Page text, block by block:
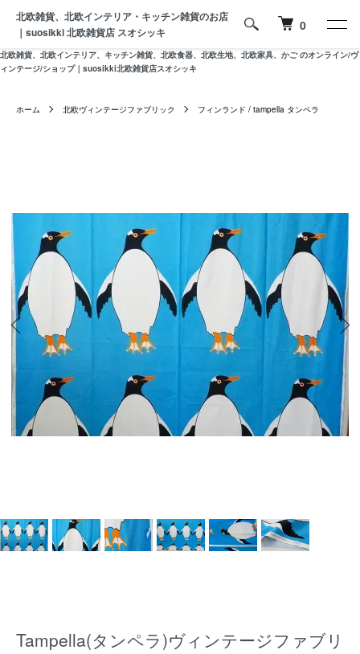
北欧雑貨、北欧インテリア、キッチン雑貨、北欧食器、北欧生地、北欧家具、かご のオンライン/ヴ
ィンテージ/ショップ｜suosikki北欧雑貨店スオシッキ
北欧雑貨、北欧インテリア・キッチン雑貨のお店
｜suosikki 北欧雑貨店 スオシッキ
0
ホーム 北欧ヴィンテージファブリック フィンランド / tampella タンペラ
Tampella(タンペラ)ヴィンテージファブリ